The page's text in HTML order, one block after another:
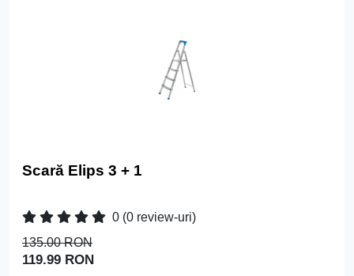
Scară Elips 3 + 1
0 (0 review-uri)
135.00 RON
119.99 RON